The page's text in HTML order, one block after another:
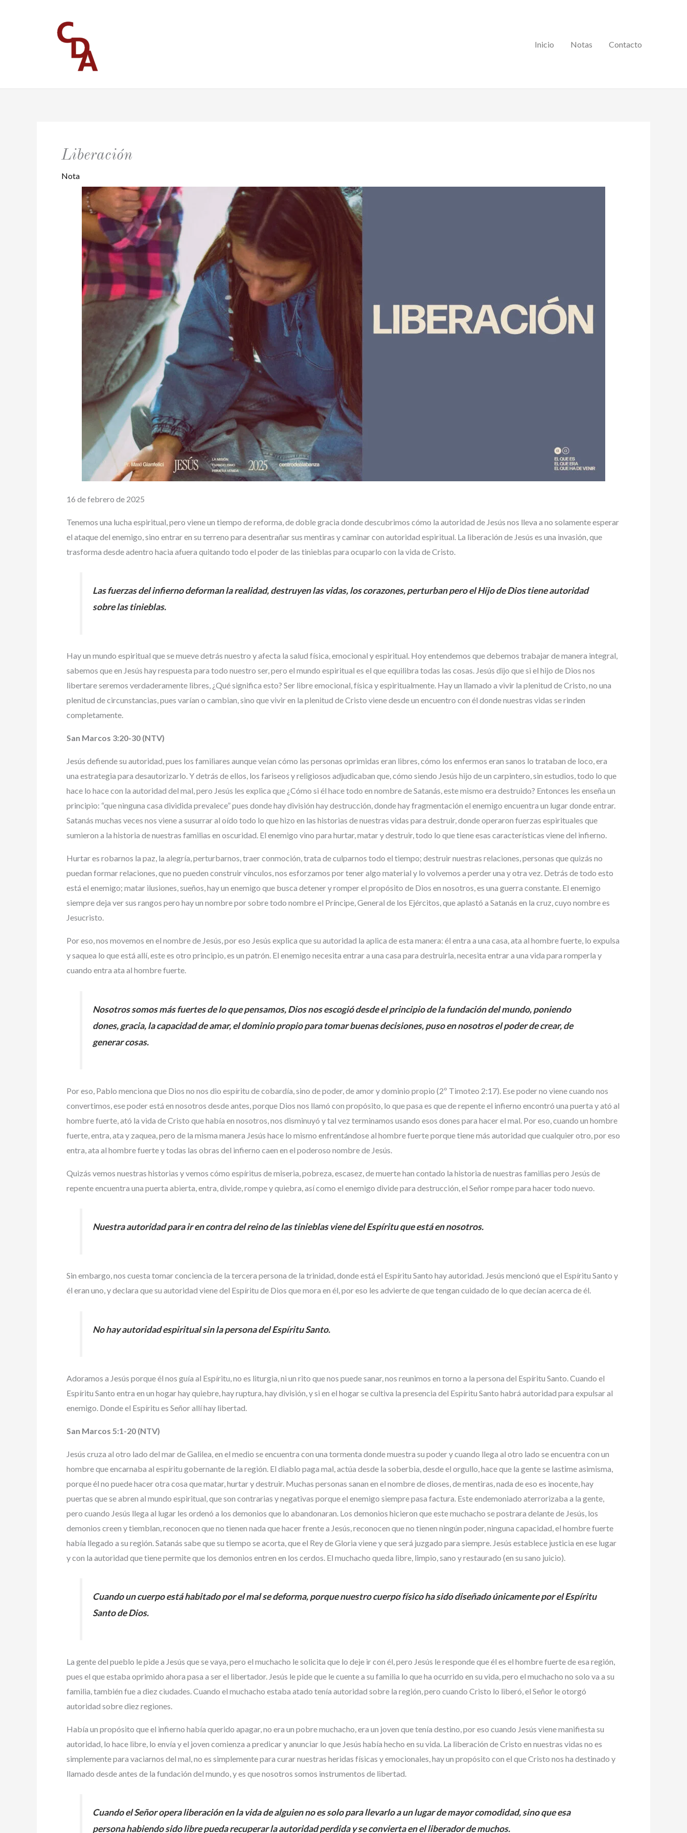
Inicio Notas Contacto
Liberación
Nota
16 de febrero de 2025
Tenemos una lucha espiritual, pero viene un tiempo de reforma, de doble gracia donde descubrimos cómo la autoridad de Jesús nos lleva a no solamente esperar
el ataque del enemigo, sino entrar en su terreno para desentrañar sus mentiras y caminar con autoridad espiritual. La liberación de Jesús es una invasión, que
trasforma desde adentro hacia afuera quitando todo el poder de las tinieblas para ocuparlo con la vida de Cristo.
Las fuerzas del infierno deforman la realidad, destruyen las vidas, los corazones, perturban pero el Hijo de Dios tiene autoridad
sobre las tinieblas.
Hay un mundo espiritual que se mueve detrás nuestro y afecta la salud física, emocional y espiritual. Hoy entendemos que debemos trabajar de manera integral,
sabemos que en Jesús hay respuesta para todo nuestro ser, pero el mundo espiritual es el que equilibra todas las cosas. Jesús dijo que si el hijo de Dios nos
libertare seremos verdaderamente libres, ¿Qué significa esto? Ser libre emocional, física y espiritualmente. Hay un llamado a vivir la plenitud de Cristo, no una
plenitud de circunstancias, pues varían o cambian, sino que vivir en la plenitud de Cristo viene desde un encuentro con él donde nuestras vidas se rinden
completamente.
San Marcos 3:20-30 (NTV)
Jesús defiende su autoridad, pues los familiares aunque veían cómo las personas oprimidas eran libres, cómo los enfermos eran sanos lo trataban de loco, era
una estrategia para desautorizarlo. Y detrás de ellos, los fariseos y religiosos adjudicaban que, cómo siendo Jesús hijo de un carpintero, sin estudios, todo lo que
hace lo hace con la autoridad del mal, pero Jesús les explica que ¿Cómo si él hace todo en nombre de Satanás, este mismo era destruido? Entonces les enseña un
principio: “que ninguna casa dividida prevalece” pues donde hay división hay destrucción, donde hay fragmentación el enemigo encuentra un lugar donde entrar.
Satanás muchas veces nos viene a susurrar al oído todo lo que hizo en las historias de nuestras vidas para destruir, donde operaron fuerzas espirituales que
sumieron a la historia de nuestras familias en oscuridad. El enemigo vino para hurtar, matar y destruir, todo lo que tiene esas características viene del infierno.
Hurtar es robarnos la paz, la alegría, perturbarnos, traer conmoción, trata de culparnos todo el tiempo; destruir nuestras relaciones, personas que quizás no
puedan formar relaciones, que no pueden construir vínculos, nos esforzamos por tener algo material y lo volvemos a perder una y otra vez. Detrás de todo esto
está el enemigo; matar ilusiones, sueños, hay un enemigo que busca detener y romper el propósito de Dios en nosotros, es una guerra constante. El enemigo
siempre deja ver sus rangos pero hay un nombre por sobre todo nombre el Príncipe, General de los Ejércitos, que aplastó a Satanás en la cruz, cuyo nombre es
Jesucristo.
Por eso, nos movemos en el nombre de Jesús, por eso Jesús explica que su autoridad la aplica de esta manera: él entra a una casa, ata al hombre fuerte, lo expulsa
y saquea lo que está allí, este es otro principio, es un patrón. El enemigo necesita entrar a una casa para destruirla, necesita entrar a una vida para romperla y
cuando entra ata al hombre fuerte.
Nosotros somos más fuertes de lo que pensamos, Dios nos escogió desde el principio de la fundación del mundo, poniendo
dones, gracia, la capacidad de amar, el dominio propio para tomar buenas decisiones, puso en nosotros el poder de crear, de
generar cosas.
Por eso, Pablo menciona que Dios no nos dio espíritu de cobardía, sino de poder, de amor y dominio propio (2º Timoteo 2:17). Ese poder no viene cuando nos
convertimos, ese poder está en nosotros desde antes, porque Dios nos llamó con propósito, lo que pasa es que de repente el infierno encontró una puerta y ató al
hombre fuerte, ató la vida de Cristo que había en nosotros, nos disminuyó y tal vez terminamos usando esos dones para hacer el mal. Por eso, cuando un hombre
fuerte, entra, ata y zaquea, pero de la misma manera Jesús hace lo mismo enfrentándose al hombre fuerte porque tiene más autoridad que cualquier otro, por eso
entra, ata al hombre fuerte y todas las obras del infierno caen en el poderoso nombre de Jesús.
Quizás vemos nuestras historias y vemos cómo espíritus de miseria, pobreza, escasez, de muerte han contado la historia de nuestras familias pero Jesús de
repente encuentra una puerta abierta, entra, divide, rompe y quiebra, así como el enemigo divide para destrucción, el Señor rompe para hacer todo nuevo.
Nuestra autoridad para ir en contra del reino de las tinieblas viene del Espíritu que está en nosotros.
Sin embargo, nos cuesta tomar conciencia de la tercera persona de la trinidad, donde está el Espíritu Santo hay autoridad. Jesús mencionó que el Espíritu Santo y
él eran uno, y declara que su autoridad viene del Espíritu de Dios que mora en él, por eso les advierte de que tengan cuidado de lo que decían acerca de él.
No hay autoridad espiritual sin la persona del Espíritu Santo.
Adoramos a Jesús porque él nos guía al Espíritu, no es liturgia, ni un rito que nos puede sanar, nos reunimos en torno a la persona del Espíritu Santo. Cuando el
Espíritu Santo entra en un hogar hay quiebre, hay ruptura, hay división, y si en el hogar se cultiva la presencia del Espíritu Santo habrá autoridad para expulsar al
enemigo. Donde el Espíritu es Señor allí hay libertad.
San Marcos 5:1-20 (NTV)
Jesús cruza al otro lado del mar de Galilea, en el medio se encuentra con una tormenta donde muestra su poder y cuando llega al otro lado se encuentra con un
hombre que encarnaba al espíritu gobernante de la región. El diablo paga mal, actúa desde la soberbia, desde el orgullo, hace que la gente se lastime asimisma,
porque él no puede hacer otra cosa que matar, hurtar y destruir. Muchas personas sanan en el nombre de dioses, de mentiras, nada de eso es inocente, hay
puertas que se abren al mundo espiritual, que son contrarias y negativas porque el enemigo siempre pasa factura. Este endemoniado aterrorizaba a la gente,
pero cuando Jesús llega al lugar les ordenó a los demonios que lo abandonaran. Los demonios hicieron que este muchacho se postrara delante de Jesús, los
demonios creen y tiemblan, reconocen que no tienen nada que hacer frente a Jesús, reconocen que no tienen ningún poder, ninguna capacidad, el hombre fuerte
había llegado a su región. Satanás sabe que su tiempo se acorta, que el Rey de Gloria viene y que será juzgado para siempre. Jesús establece justicia en ese lugar
y con la autoridad que tiene permite que los demonios entren en los cerdos. El muchacho queda libre, limpio, sano y restaurado (en su sano juicio).
Cuando un cuerpo está habitado por el mal se deforma, porque nuestro cuerpo físico ha sido diseñado únicamente por el Espíritu
Santo de Dios.
La gente del pueblo le pide a Jesús que se vaya, pero el muchacho le solicita que lo deje ir con él, pero Jesús le responde que él es el hombre fuerte de esa región,
pues el que estaba oprimido ahora pasa a ser el libertador. Jesús le pide que le cuente a su familia lo que ha ocurrido en su vida, pero el muchacho no solo va a su
familia, también fue a diez ciudades. Cuando el muchacho estaba atado tenía autoridad sobre la región, pero cuando Cristo lo liberó, el Señor le otorgó
autoridad sobre diez regiones.
Había un propósito que el infierno había querido apagar, no era un pobre muchacho, era un joven que tenía destino, por eso cuando Jesús viene manifiesta su
autoridad, lo hace libre, lo envía y el joven comienza a predicar y anunciar lo que Jesús había hecho en su vida. La liberación de Cristo en nuestras vidas no es
simplemente para vaciarnos del mal, no es simplemente para curar nuestras heridas físicas y emocionales, hay un propósito con el que Cristo nos ha destinado y
llamado desde antes de la fundación del mundo, y es que nosotros somos instrumentos de libertad.
Cuando el Señor opera liberación en la vida de alguien no es solo para llevarlo a un lugar de mayor comodidad, sino que esa
persona habiendo sido libre pueda recuperar la autoridad perdida y se convierta en el liberador de muchos.